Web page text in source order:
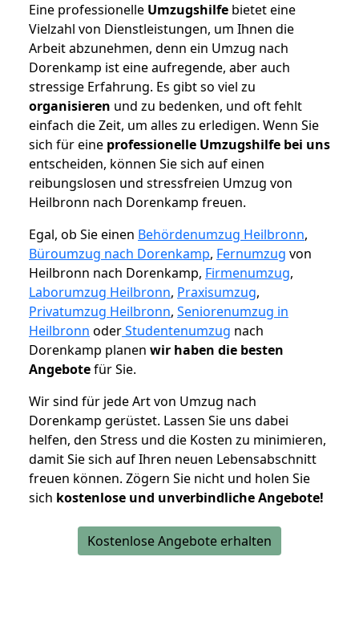
Eine professionelle Umzugshilfe bietet eine
Vielzahl von Dienstleistungen, um Ihnen die
Arbeit abzunehmen, denn ein Umzug nach
Dorenkamp ist eine aufregende, aber auch
stressige Erfahrung. Es gibt so viel zu
organisieren und zu bedenken, und oft fehlt
einfach die Zeit, um alles zu erledigen. Wenn Sie
sich für eine professionelle Umzugshilfe bei uns
entscheiden, können Sie sich auf einen
reibungslosen und stressfreien Umzug von
Heilbronn nach Dorenkamp freuen.
Egal, ob Sie einen Behördenumzug Heilbronn,
Büroumzug nach Dorenkamp, Fernumzug von
Heilbronn nach Dorenkamp, Firmenumzug,
Laborumzug Heilbronn, Praxisumzug,
Privatumzug Heilbronn, Seniorenumzug in
Heilbronn oderStudentenumzug nach
Dorenkamp planen wir haben die besten
Angebotefür Sie.
Wir sind für jede Art von Umzug nach
Dorenkamp gerüstet. Lassen Sie uns dabei
helfen, den Stress und die Kosten zu minimieren,
damit Sie sich auf Ihren neuen Lebensabschnitt
freuen können. Zögern Sie nicht und holen Sie
sich kostenlose und unverbindliche Angebote!
Kostenlose Angebote erhalten